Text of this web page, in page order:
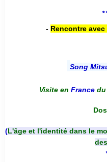
- Rencontre
Song
Visite en France du
(L'âge et l'identité dans le
des